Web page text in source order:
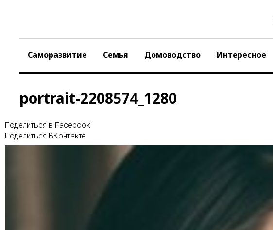
Саморазвитие Семья Домоводство Интересное
portrait-2208574_1280
Поделиться в Facebook
Поделиться ВКонтакте